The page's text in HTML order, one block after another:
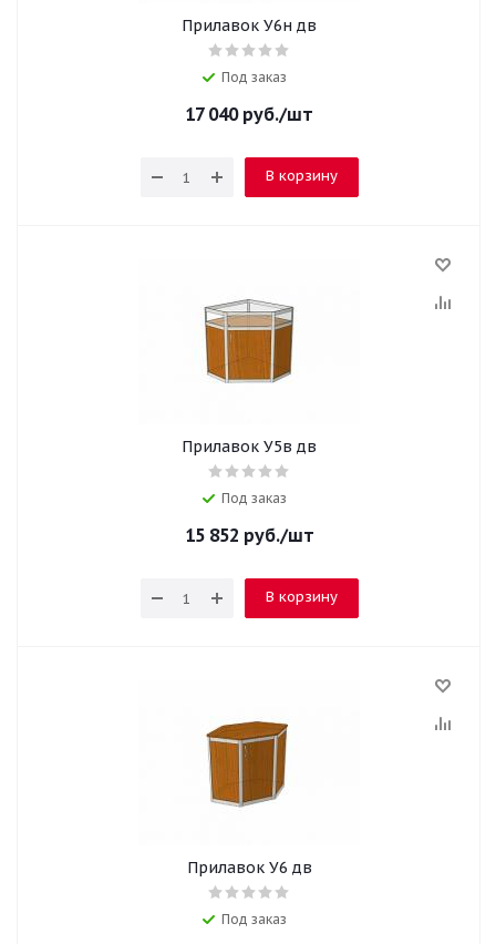
Прилавок У6н дв
Под заказ
17 040руб./шт
В корзину
Прилавок У5в дв
Под заказ
15 852 руб./шт
В корзину
Прилавок У6 дв
Под заказ